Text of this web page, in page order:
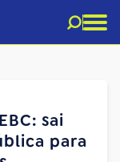
sai
para